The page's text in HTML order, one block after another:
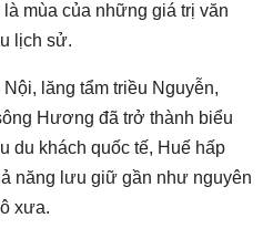
mùa của những giá trị văn
lịch sử.
lăng tẩm triều Nguyễn,
Hương đã trở thành biểu
du khách quốc tế, Huế hấp
năng lưu giữ gần như nguyên
xưa.